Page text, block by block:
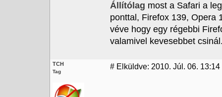
Állítólag most a Safari a
ponttal, Firefox 139, Opera
véve hogy egy régebbi
valamivel kevesebbet
TCH
Tag
# Elküldve: 2010. Júl. 06. 13:14